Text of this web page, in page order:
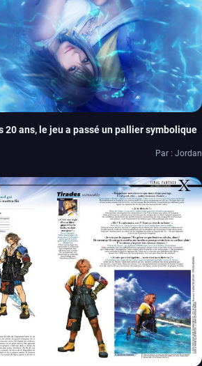
20 ans, le jeu a passé un pallier symbolique
Par : Jordan